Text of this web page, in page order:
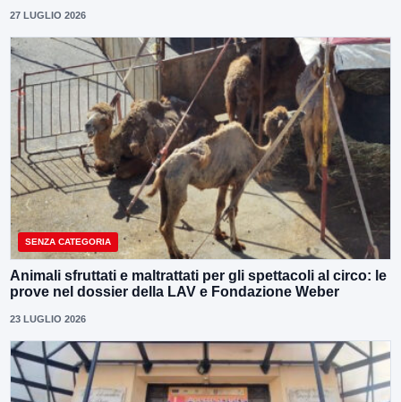
27 LUGLIO 2026
SENZA CATEGORIA
Animali sfruttati e maltrattati per gli spettacoli al circo: le
prove nel dossier della LAV e Fondazione Weber
23 LUGLIO 2026